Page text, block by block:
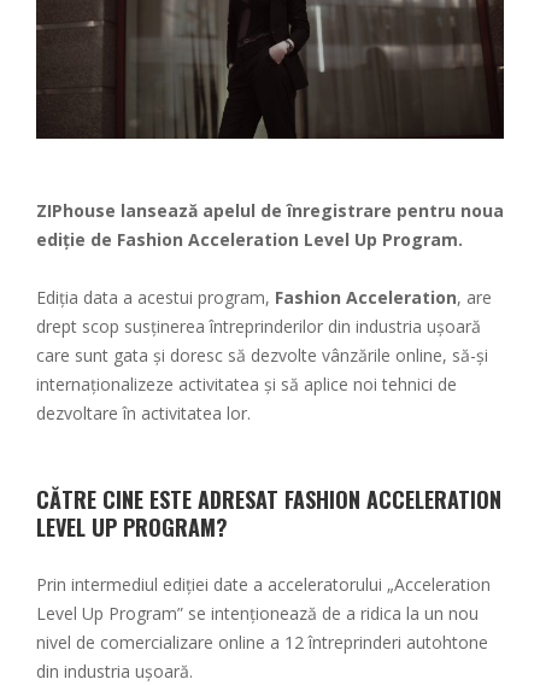
ZIPhouse lansează apelul de înregistrare pentru noua
ediție de Fashion Acceleration Level Up Program.
Ediția data a acestui program, Fashion Acceleration, are
drept scop susținerea întreprinderilor din industria ușoară
care sunt gata și doresc să dezvolte vânzările online, să-și
internaționalizeze activitatea și să aplice noi tehnici de
dezvoltare în activitatea lor.
CĂTRE CINE ESTE ADRESAT FASHION ACCELERATION
LEVEL UP PROGRAM?
Prin intermediul ediției date a acceleratorului „Acceleration
Level Up Program” se intenționează de a ridica la un nou
nivel de comercializare online a 12 întreprinderi autohtone
din industria ușoară.